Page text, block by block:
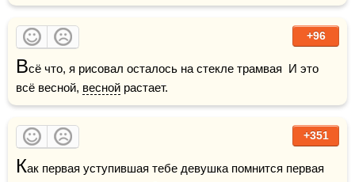
+96
Всё что, я рисовал осталось на стекле трамвая  И это
всё весной, весной растает.
+351
К